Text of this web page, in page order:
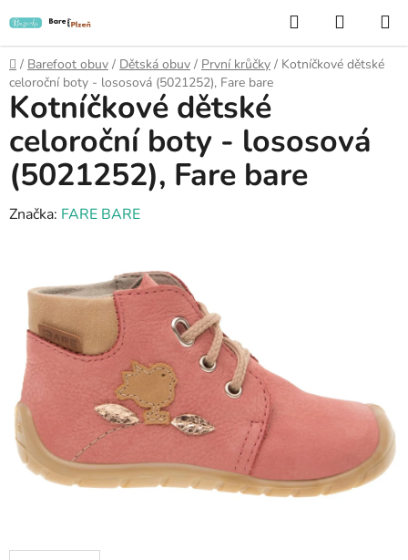
na
obsah
Hledat
KOŠÍK
Domů
/ Barefoot obuv / Dětská obuv / První krůčky / Kotníčkové dětské
celoroční boty - lososová (5021252), Fare bare
Kotníčkové dětské
celoroční boty - lososová
(5021252), Fare bare
Značka: FARE BARE